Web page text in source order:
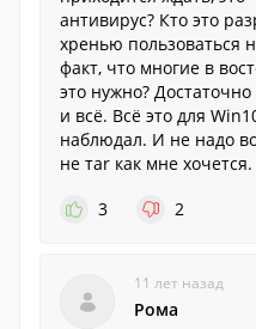
антивирус? Кто это
хренью пользоваться
факт, что многие в
это нужно?
и всё. Всё это для
наблюдал. И не надо
не таr как мне хочется.
3
2
11 лет назад
Рома